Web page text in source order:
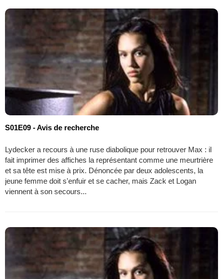
S01E09 - Avis de recherche
Lydecker a recours à une ruse diabolique pour retrouver Max : il
fait imprimer des affiches la représentant comme une meurtrière
et sa tête est mise à prix. Dénoncée par deux adolescents, la
jeune femme doit s'enfuir et se cacher, mais Zack et Logan
viennent à son secours...